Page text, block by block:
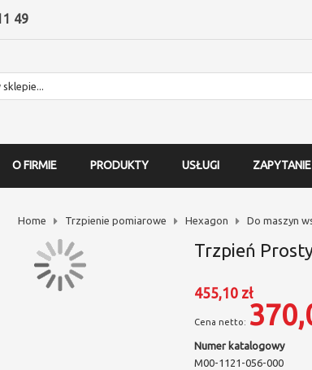
49
O FIRMIE PRODUKTY USŁUGI ZAPYTANIE
Home Trzpienie pomiarowe Hexagon Do maszyn
Trzpień
455,10 zł
Numer katalogowy
M00-1121-056-000